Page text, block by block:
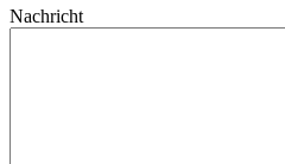
Nachricht